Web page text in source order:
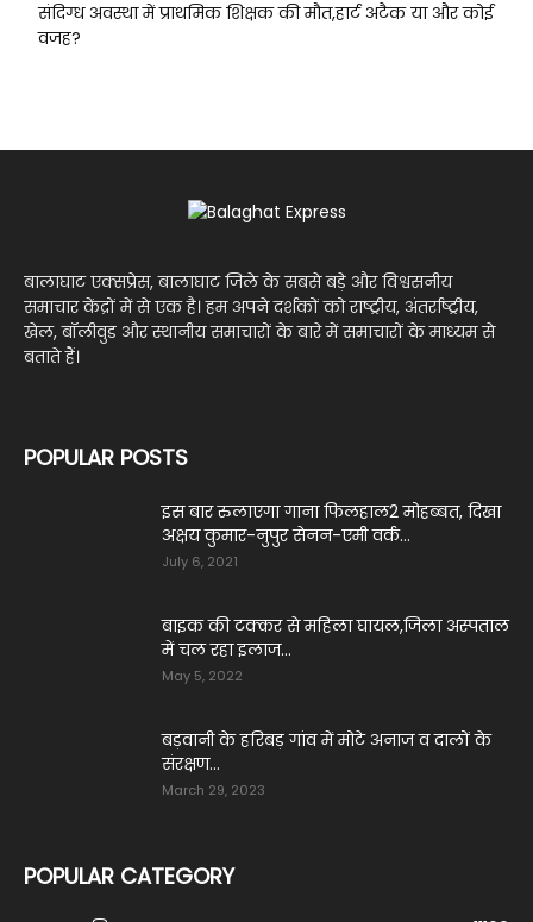
संदिग्ध अवस्था में प्राथमिक शिक्षक की मौत,हार्ट अटैक या और कोई
वजह?
बालाघाट एक्सप्रेस, बालाघाट जिले के सबसे बड़े और विश्वसनीय
समाचार केंद्रों में से एक है। हम अपने दर्शकों को राष्ट्रीय, अंतर्राष्ट्रीय,
खेल, बॉलीवुड और स्थानीय समाचारों के बारे में समाचारों के माध्यम से
बताते हैं।
POPULAR POSTS
इस बार रुलाएगा गाना फिलहाल2 मोहब्बत, दिखा
अक्षय कुमार-नुपुर सेनन-एमी वर्क...
July 6, 2021
बाइक की टक्कर से महिला घायल,जिला अस्पताल
में चल रहा इलाज...
May 5, 2022
बड़वानी के हरिबड़ गांव में मोटे अनाज व दालों के
संरक्षण...
March 29, 2023
POPULAR CATEGORY